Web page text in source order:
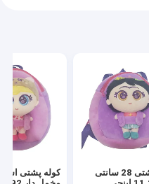
کوله پشتی 28 سانتی
کوله پشتی